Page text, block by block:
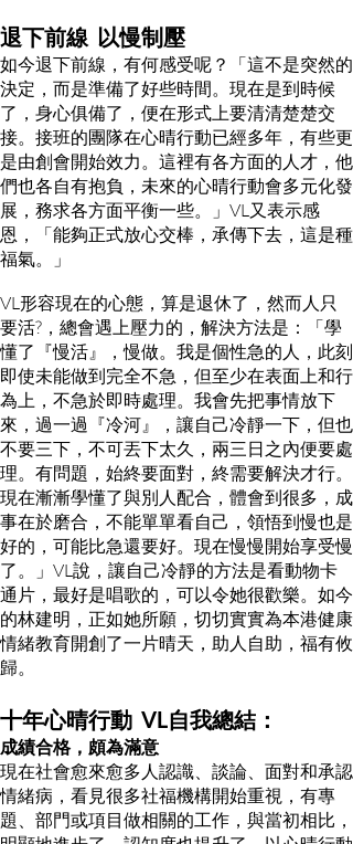
退下前線 以慢制壓
如今退下前線，有何感受呢？「這不是突然的
決定，而是準備了好些時間。現在是到時候
了，身心俱備了，便在形式上要清清楚楚交
接。接班的團隊在心晴行動已經多年，有些更
是由創會開始效力。這裡有各方面的人才，他
們也各自有抱負，未來的心晴行動會多元化發
展，務求各方面平衡一些。」VL又表示感
恩，「能夠正式放心交棒，承傳下去，這是種
福氣。」
VL形容現在的心態，算是退休了，然而人只
要活?，總會遇上壓力的，解決方法是：「學
懂了『慢活』，慢做。我是個性急的人，此刻
即使未能做到完全不急，但至少在表面上和行
為上，不急於即時處理。我會先把事情放下
來，過一過『冷河』，讓自己冷靜一下，但也
不要三下，不可丟下太久，兩三日之內便要處
理。有問題，始終要面對，終需要解決才行。
現在漸漸學懂了與別人配合，體會到很多，成
事在於磨合，不能單單看自己，領悟到慢也是
好的，可能比急還要好。現在慢慢開始享受慢
了。」VL說，讓自己冷靜的方法是看動物卡
通片，最好是唱歌的，可以令她很歡樂。如今
的林建明，正如她所願，切切實實為本港健康
情緒教育開創了一片晴天，助人自助，福有攸
歸。
十年心晴行動 VL自我總結：
成績合格，頗為滿意
現在社會愈來愈多人認識、談論、面對和承認
情緒病，看見很多社福機構開始重視，有專
題、部門或項目做相關的工作，與當初相比，